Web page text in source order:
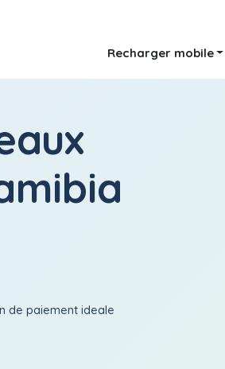
Recharger mobile
de paiement ideale